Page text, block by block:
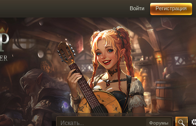
Войти Регистрация
Форумы